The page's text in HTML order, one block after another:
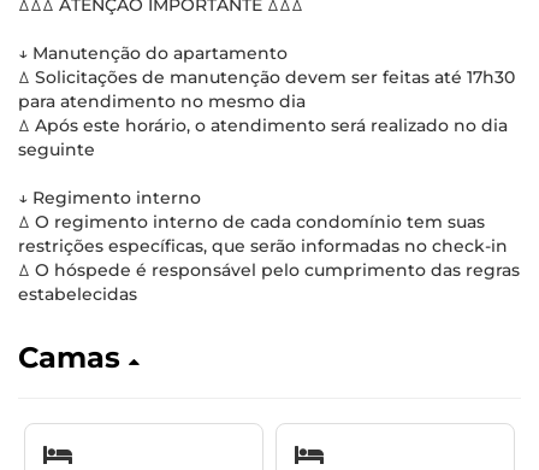
ꕔꕔꕔ ATENÇÃO IMPORTANTE ꕔꕔꕔ
↓ Manutenção do apartamento
ꕔ Solicitações de manutenção devem ser feitas até 17h30
para atendimento no mesmo dia
ꕔ Após este horário, o atendimento será realizado no dia
seguinte
↓ Regimento interno
ꕔ O regimento interno de cada condomínio tem suas
restrições específicas, que serão informadas no check-in
ꕔ O hóspede é responsável pelo cumprimento das regras
estabelecidas
Camas